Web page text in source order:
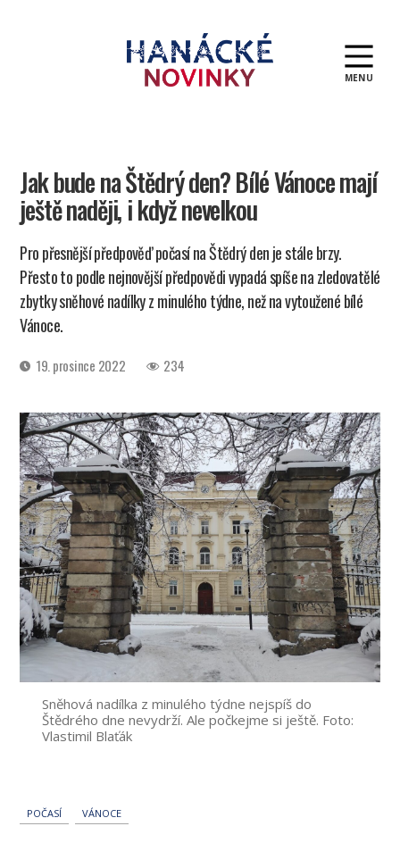
MENU
Jak bude na Štědrý den? Bílé Vánoce mají
ještě naději, i když nevelkou
Pro přesnější předpověď počasí na Štědrý den je stále brzy.
Přesto to podle nejnovější předpovědi vypadá spíše na zledovatělé
zbytky sněhové nadílky z minulého týdne, než na vytoužené bílé
Vánoce.
Datum
příspěvku
19. prosince 2022 234
Sněhová nadílka z minulého týdne nejspíš do
Štědrého dne nevydrží. Ale počkejme si ještě. Foto:
Vlastimil Blaťák
POČASÍ VÁNOCE